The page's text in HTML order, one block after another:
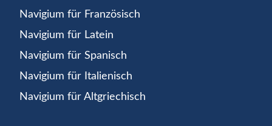
Navigium für Französisch
Navigium für Latein
Navigium für Spanisch
Navigium für Italienisch
Navigium für Altgriechisch